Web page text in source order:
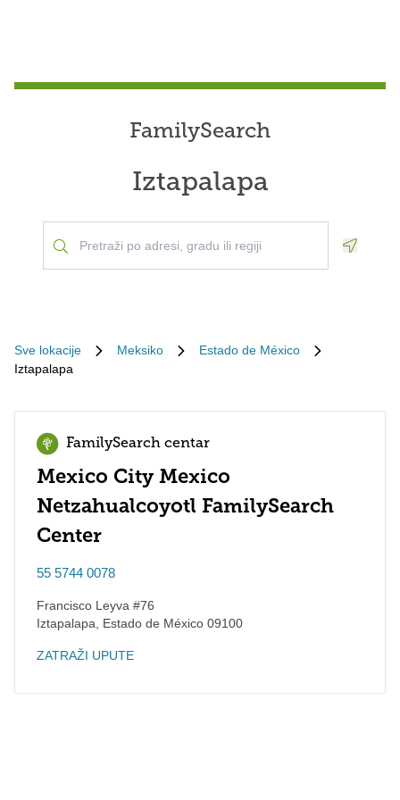
FamilySearch
Iztapalapa
Sve lokacije Meksiko
Estado de México
Iztapalapa
FamilySearch centar
Mexico City Mexico
Netzahualcoyotl FamilySearch
Center
55 5744 0078
Francisco Leyva #76
Iztapalapa
Estado de México 09100
ZATRAŽI UPUTE